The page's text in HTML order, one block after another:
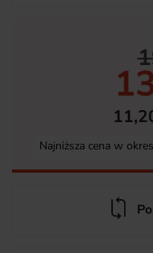
Najniższa cena w